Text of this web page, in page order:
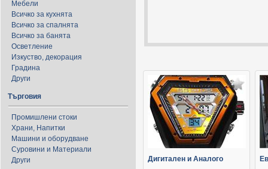
Мебели
Всичко за кухнята
Всичко за спалнята
Всичко за банята
Осветление
Изкуство, декорация
Градина
Други
Търговия
Промишлени стоки
Храни, Напитки
Машини и оборудване
Суровини и Материали
Други
Дигитален и Аналого